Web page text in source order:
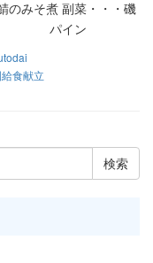
のみそ煮 副菜・・・磯
汁 パイン
食献立